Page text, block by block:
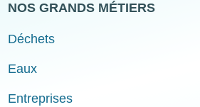
NOS GRANDS MÉTIERS
Déchets
Eaux
Entreprises